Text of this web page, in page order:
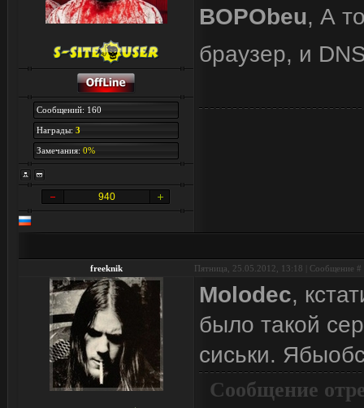
Сообщений: 160
Награды: 3
Замечания: 0%
940
BOPObeu, А
браузер, и
freeknik Пятница, 25.05.2012, 13:18 | Сообщение #
Molodec,
было такой
сиськи.
Сообщение